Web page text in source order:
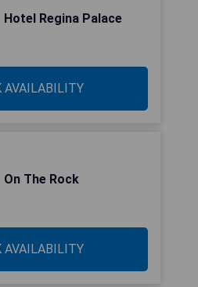
Hotel Regina Palace
AVAILABILITY
On The Rock
AVAILABILITY